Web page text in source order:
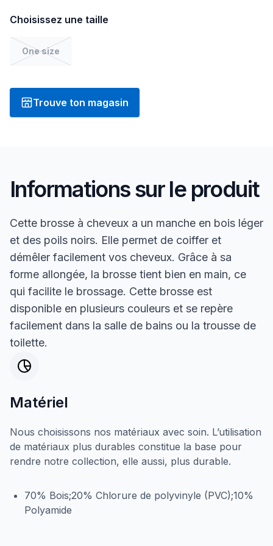
Choisissez une taille
One size
Trouve ton magasin
Informations sur le produit
Cette brosse à cheveux a un manche en bois léger
et des poils noirs. Elle permet de coiffer et
démêler facilement vos cheveux. Grâce à sa
forme allongée, la brosse tient bien en main, ce
qui facilite le brossage. Cette brosse est
disponible en plusieurs couleurs et se repère
facilement dans la salle de bains ou la trousse de
toilette.
Matériel
Nous choisissons nos matériaux avec soin. L’utilisation
de matériaux plus durables constitue la base pour
rendre notre collection, elle aussi, plus durable.
70% Bois;20% Chlorure de polyvinyle (PVC);10%
Polyamide